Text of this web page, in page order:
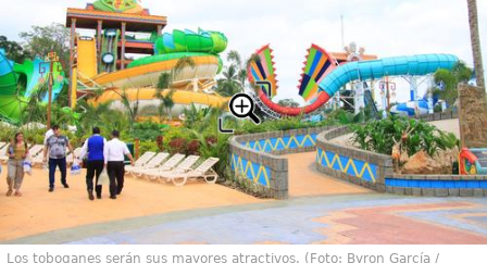
Los toboganes serán sus mayores atractivos. (Foto: Byron García /